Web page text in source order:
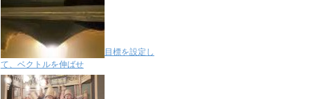
目標を設定し
て、ベクトルを伸ばせ